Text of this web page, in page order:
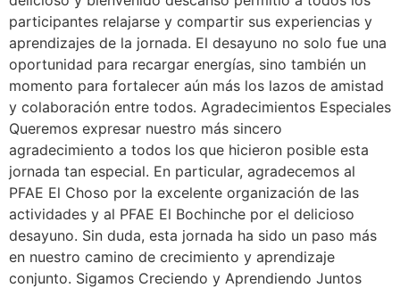
participantes relajarse y compartir sus experiencias y
aprendizajes de la jornada. El desayuno no solo fue una
oportunidad para recargar energías, sino también un
momento para fortalecer aún más los lazos de amistad
y colaboración entre todos. Agradecimientos Especiales
Queremos expresar nuestro más sincero
agradecimiento a todos los que hicieron posible esta
jornada tan especial. En particular, agradecemos al
PFAE El Choso por la excelente organización de las
actividades y al PFAE El Bochinche por el delicioso
desayuno. Sin duda, esta jornada ha sido un paso más
en nuestro camino de crecimiento y aprendizaje
conjunto. Sigamos Creciendo y Aprendiendo Juntos